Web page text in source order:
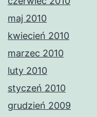
maj 2010
kwiecień 2010
marzec 2010
luty 2010
styczeń 2010
grudzień 2009